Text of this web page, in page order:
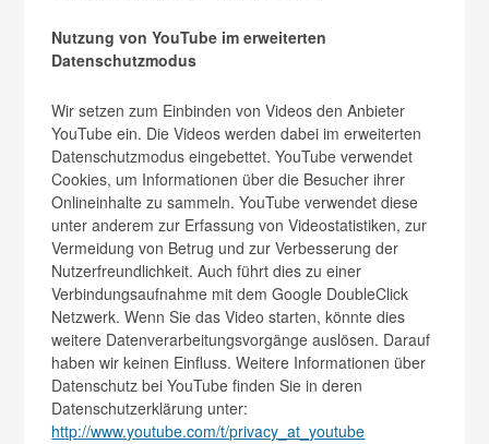
Nutzung von YouTube im erweiterten
Datenschutzmodus
Wir setzen zum Einbinden von Videos den Anbieter
YouTube ein. Die Videos werden dabei im erweiterten
Datenschutzmodus eingebettet. YouTube verwendet
Cookies, um Informationen über die Besucher ihrer
Onlineinhalte zu sammeln. YouTube verwendet diese
unter anderem zur Erfassung von Videostatistiken, zur
Vermeidung von Betrug und zur Verbesserung der
Nutzerfreundlichkeit. Auch führt dies zu einer
Verbindungsaufnahme mit dem Google DoubleClick
Netzwerk. Wenn Sie das Video starten, könnte dies
weitere Datenverarbeitungsvorgänge auslösen. Darauf
haben wir keinen Einfluss. Weitere Informationen über
Datenschutz bei YouTube finden Sie in deren
Datenschutzerklärung unter:
http://www.youtube.com/t/privacy_at_youtube